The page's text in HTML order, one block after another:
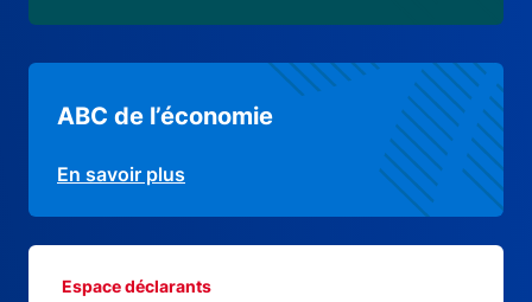
ABC de l’économie
En savoir plus
Espace déclarants